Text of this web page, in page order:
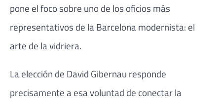
pone el foco sobre uno de los oficios más
representativos de la Barcelona modernista: el
arte de la vidriera.
La elección de David Gibernau responde
precisamente a esa voluntad de conectar la